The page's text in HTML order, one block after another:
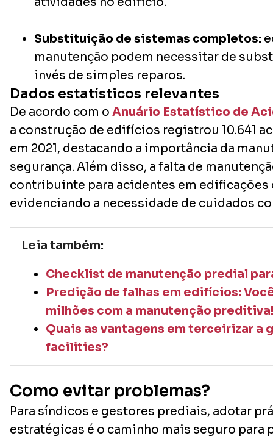
Substituição de sistemas completos:
manutenção podem necessitar de
invés de simples reparos.
Dados estatísticos relevantes
De acordo com o Anuário Estatístico de
a construção de edifícios registrou 10.641
em 2021, destacando a importância da
segurança. Além disso, a falta de
contribuinte para acidentes em edificações
evidenciando a necessidade de cuidados
Leia também:
Checklist de manutenção predial
Predição de falhas em edifícios:
milhões com a manutenção preditiva!
Quais as vantagens em terceirizar a
facilities?
Como evitar problemas?
Para síndicos e gestores prediais, adotar
estratégicas é o caminho mais seguro para